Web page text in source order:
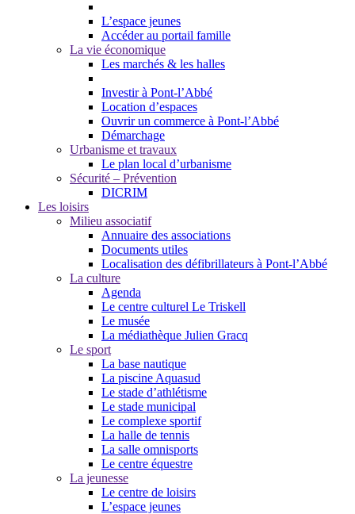
L’espace jeunes
Accéder au portail famille
La vie économique
Les marchés & les halles
Investir à Pont-l’Abbé
Location d’espaces
Ouvrir un commerce à Pont-l’Abbé
Démarchage
Urbanisme et travaux
Le plan local d’urbanisme
Sécurité – Prévention
DICRIM
Les loisirs
Milieu associatif
Annuaire des associations
Documents utiles
Localisation des défibrillateurs à Pont-l’Abbé
La culture
Agenda
Le centre culturel Le Triskell
Le musée
La médiathèque Julien Gracq
Le sport
La base nautique
La piscine Aquasud
Le stade d’athlétisme
Le stade municipal
Le complexe sportif
La halle de tennis
La salle omnisports
Le centre équestre
La jeunesse
Le centre de loisirs
L’espace jeunes